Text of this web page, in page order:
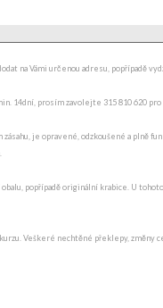
na Vámi určenou adresu, popřípadě
14dní, prosím zavolejte 315 810 620
je opravené, odzkoušené a plně
popřípadě originální krabice. U
Veškeré nechtěné překlepy, změny